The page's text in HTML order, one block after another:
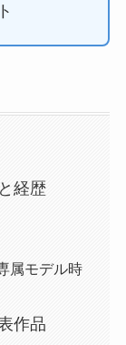
経歴
属モデル時
作品